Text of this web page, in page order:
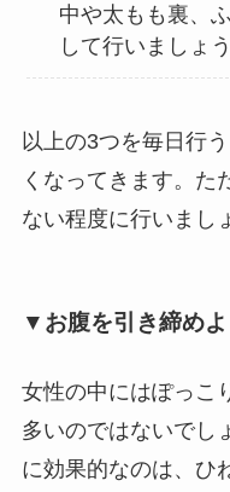
中や太もも裏、
して行いましょう
以上の3つを毎日行
くなってきます。た
ない程度に行いまし
▼お腹を引き締めよ
女性の中にはぽっこ
多いのではないでし
に効果的なのは、ひ